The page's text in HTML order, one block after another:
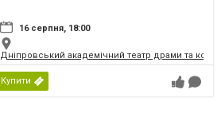
16 серпня, 18:00
Дніпровський академічний театр драми та
Купити